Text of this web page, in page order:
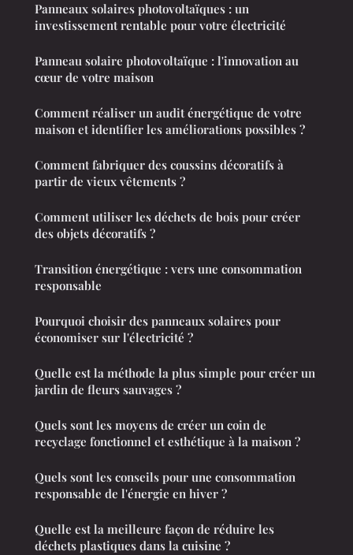
Panneaux solaires photovoltaïques : un
investissement rentable pour votre électricité
Panneau solaire photovoltaïque : l'innovation au
cœur de votre maison
Comment réaliser un audit énergétique de votre
maison et identifier les améliorations possibles ?
Comment fabriquer des coussins décoratifs à
partir de vieux vêtements ?
Comment utiliser les déchets de bois pour créer
des objets décoratifs ?
Transition énergétique : vers une consommation
responsable
Pourquoi choisir des panneaux solaires pour
économiser sur l'électricité ?
Quelle est la méthode la plus simple pour créer un
jardin de fleurs sauvages ?
Quels sont les moyens de créer un coin de
recyclage fonctionnel et esthétique à la maison ?
Quels sont les conseils pour une consommation
responsable de l'énergie en hiver ?
Quelle est la meilleure façon de réduire les
déchets plastiques dans la cuisine ?